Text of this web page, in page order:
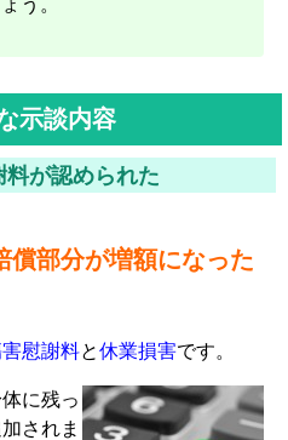
う。
示談内容
が認められた
部分が増額になった
慰謝料と休業損害です。
に残っ
されま